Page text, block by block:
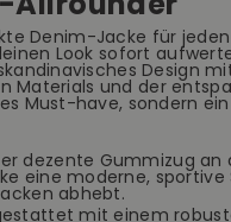
Denim-Jacke für
Look sofort
Design
Materials und der
Must-have, sondern
dezente Gummizug an
eine moderne, sportive
abhebt.
mit einem